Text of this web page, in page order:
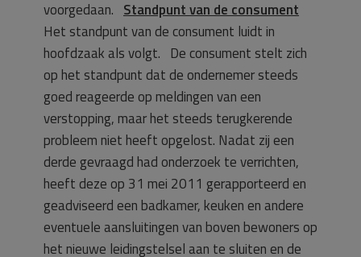
voorgedaan. Standpunt van de consument
Het standpunt van de consument luidt in
hoofdzaak als volgt. De consument stelt zich
op het standpunt dat de ondernemer steeds
goed reageerde op meldingen van een
verstopping, maar het steeds terugkerende
probleem niet heeft opgelost. Nadat zij een
derde gevraagd had onderzoek te verrichten,
heeft deze op 31 mei 2011 gerapporteerd en
geadviseerd een badkamer, keuken en andere
eventuele aansluitingen van boven bewoners op
het nieuwe leidingstelsel aan te sluiten en de